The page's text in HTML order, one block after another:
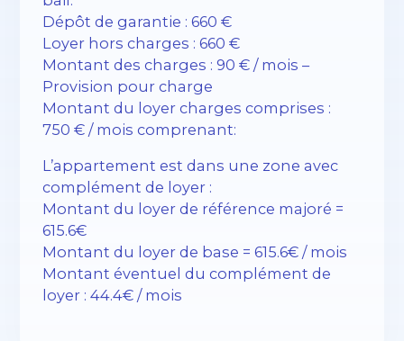
Dépôt de garantie : 660 €
Loyer hors charges : 660 €
Montant des charges : 90 € / mois –
Provision pour charge
Montant du loyer charges comprises :
750 € / mois comprenant:
L’appartement est dans une zone avec
complément de loyer :
Montant du loyer de référence majoré =
615.6€
Montant du loyer de base = 615.6€ / mois
Montant éventuel du complément de
loyer : 44.4€ / mois